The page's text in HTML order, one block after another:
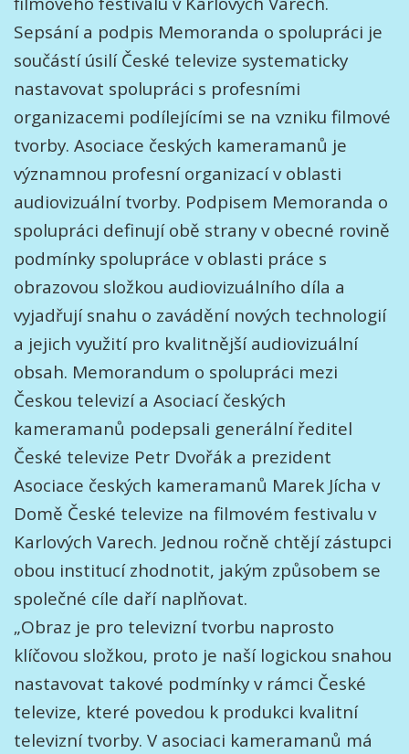
Sepsání a podpis Memoranda o spolupráci je
součástí úsilí České televize systematicky
nastavovat spolupráci s profesními
organizacemi podílejícími se na vzniku filmové
tvorby. Asociace českých kameramanů je
významnou profesní organizací v oblasti
audiovizuální tvorby. Podpisem Memoranda o
spolupráci definují obě strany v obecné rovině
podmínky spolupráce v oblasti práce s
obrazovou složkou audiovizuálního díla a
vyjadřují snahu o zavádění nových technologií
a jejich využití pro kvalitnější audiovizuální
obsah. Memorandum o spolupráci mezi
Českou televizí a Asociací českých
kameramanů podepsali generální ředitel
České televize Petr Dvořák a prezident
Asociace českých kameramanů Marek Jícha v
Domě České televize na filmovém festivalu v
Karlových Varech. Jednou ročně chtějí zástupci
obou institucí zhodnotit, jakým způsobem se
společné cíle daří naplňovat.
„Obraz je pro televizní tvorbu naprosto
klíčovou složkou, proto je naší logickou snahou
nastavovat takové podmínky v rámci České
televize, které povedou k produkci kvalitní
televizní tvorby. V asociaci kameramanů má